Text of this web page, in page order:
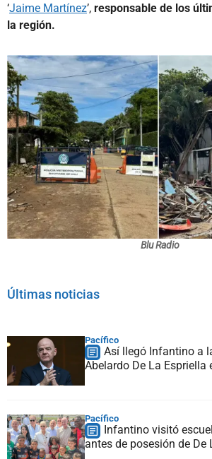
‘Jaime Martínez’, responsable de los
la región.
Blu Radio
Últimas noticias
Pacífico
Así llegó Infantino a
Abelardo De La Espriella
Pacífico
Infantino visitó
antes de posesión de De